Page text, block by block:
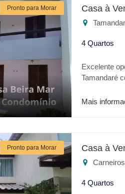
Pronto para Morar Casa à
4 Quartos
Excelente
Tamandaré
Mais
Pronto para Morar Casa à
4 Quartos